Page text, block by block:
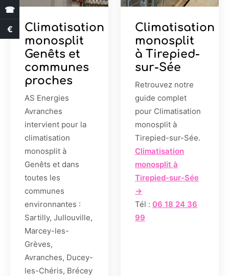
Climatisation
monosplit
Genêts et
communes
proches
AS Energies
Avranches
intervient pour la
climatisation
monosplit à
Genêts et dans
toutes les
communes
environnantes :
Sartilly, Jullouville,
Marcey-les-
Grèves,
Avranches, Ducey-
les-Chéris, Brécey
Climatisation
monosplit
à Tirepied-
sur-Sée
Retrouvez notre
guide complet
pour Climatisation
monosplit à
Tirepied-sur-Sée.
Climatisation
monosplit à
Tirepied-sur-Sée
→
Tél : 06 18 24 36
99
☎
€
Estimation des aides